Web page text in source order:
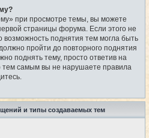
при просмотре темы, вы можете
страницы форума. Если этого не
возможность поднятия тем могла быть
пройти до повторного поднятия
поднять тему, просто ответив на
тем самым вы не нарушаете правила
и типы создаваемых тем